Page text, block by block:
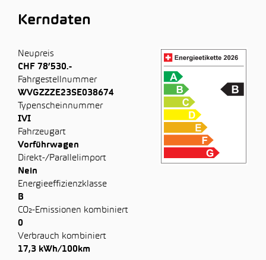
Kerndaten
Neupreis
CHF 78’530.-
Fahrgestellnummer
WVGZZZE23SE038674
Typenscheinnummer
IVI
Fahrzeugart
Vorführwagen
Direkt-/Parallelimport
Nein
Energieeffizienzklasse
B
CO₂-Emissionen kombiniert
0
Verbrauch kombiniert
17,3 kWh/100km